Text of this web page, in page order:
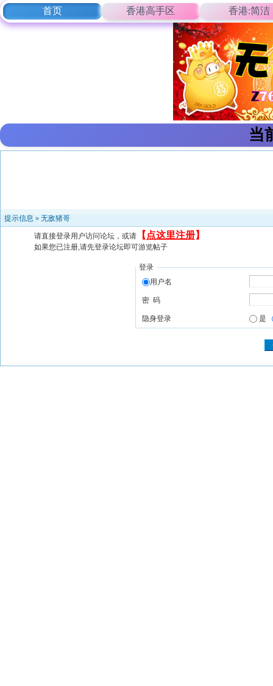
首页 香港高手区 香港:简洁
当
提示信息 » 无敌猪哥
请直接登录用户访问论坛，或请 【 点这里注册】
如果您已注册,请先登录论坛即可游览帖子
登录
用户名
密 码
隐身登录 是